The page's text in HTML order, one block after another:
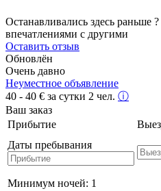
Останавливались здесь раньше
впечатлениями с другими
Оставить отзыв
Обновлён
Очень давно
Неуместное объявление
40 - 40 € за сутки 2 чел. ⓘ
Ваш заказ
Прибытие
Даты пребывания
Минимум ночей: 1